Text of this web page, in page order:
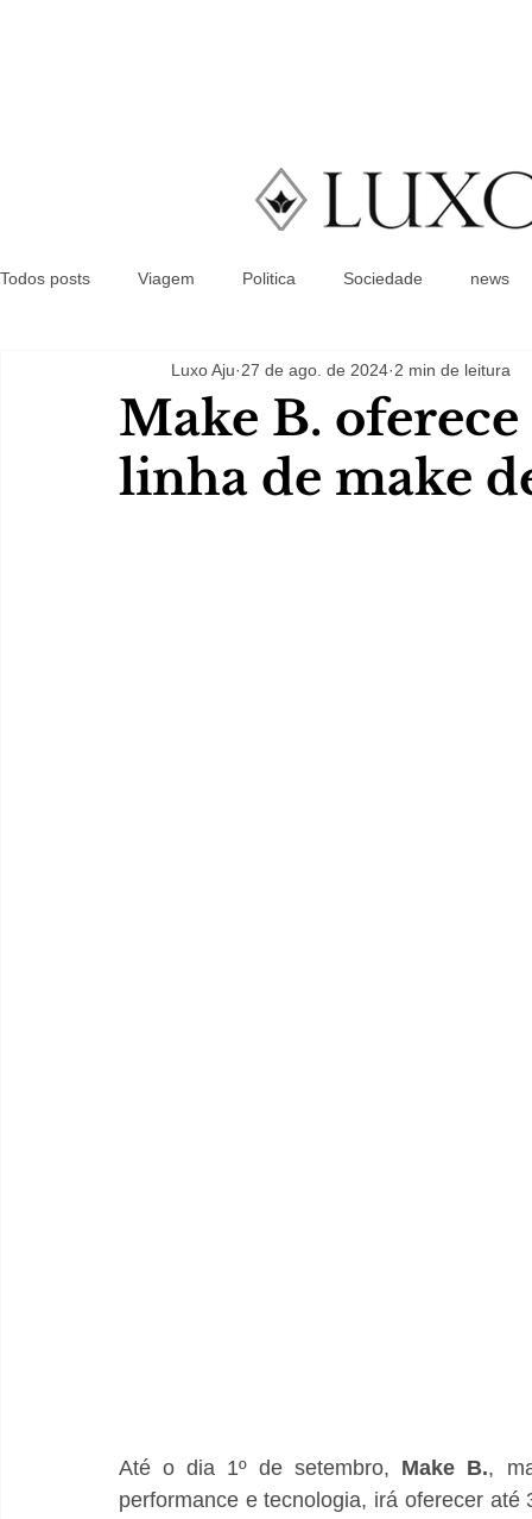
Todos posts Viagem Politica Sociedade news
Make B. oferece
linha de make
Luxo Aju 27 de ago. de 2024 2 min de leitura
Até o dia 1º de setembro, Make B.,
performance e tecnologia, irá oferecer